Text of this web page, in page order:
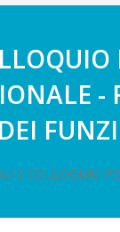
-
E COLLOQUIO